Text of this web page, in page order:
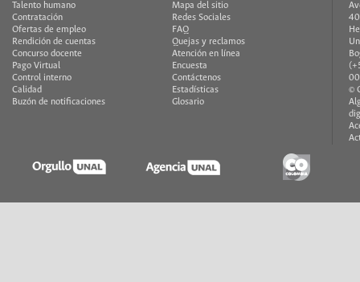
Talento humano
Contratación
Ofertas de empleo
Rendición de cuentas
Concurso docente
Pago Virtual
Control interno
Calidad
Buzón de notificaciones
Mapa del sitio
Redes Sociales
FAQ
Quejas y reclamos
Atención en línea
Encuesta
Contáctenos
Estadísticas
Glosario
©